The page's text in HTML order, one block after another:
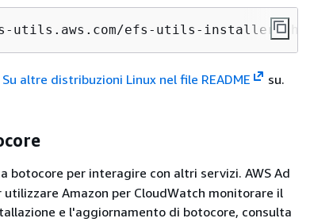
utils.aws.com/efs-utils-installer.sh |
Su altre distribuzioni Linux nel file README
su.
botocore per interagire con altri servizi. AWS Ad
Amazon per CloudWatch monitorare il
e l'aggiornamento di botocore, consulta